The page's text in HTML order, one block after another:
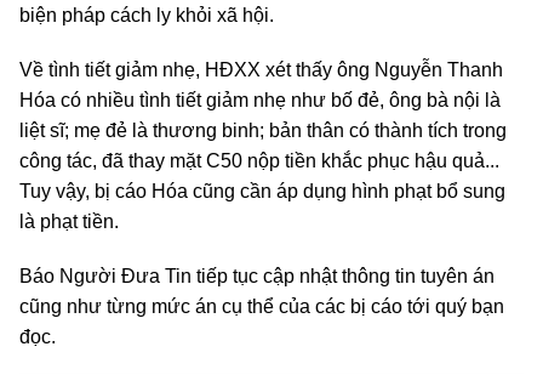
biện pháp cách ly khỏi xã hội.
Về tình tiết giảm nhẹ, HĐXX xét thấy ông Nguyễn Thanh
Hóa có nhiều tình tiết giảm nhẹ như bố đẻ, ông bà nội là
liệt sĩ; mẹ đẻ là thương binh; bản thân có thành tích trong
công tác, đã thay mặt C50 nộp tiền khắc phục hậu quả...
Tuy vậy, bị cáo Hóa cũng cần áp dụng hình phạt bổ sung
là phạt tiền.
Báo Người Đưa Tin tiếp tục cập nhật thông tin tuyên án
cũng như từng mức án cụ thể của các bị cáo tới quý bạn
đọc.